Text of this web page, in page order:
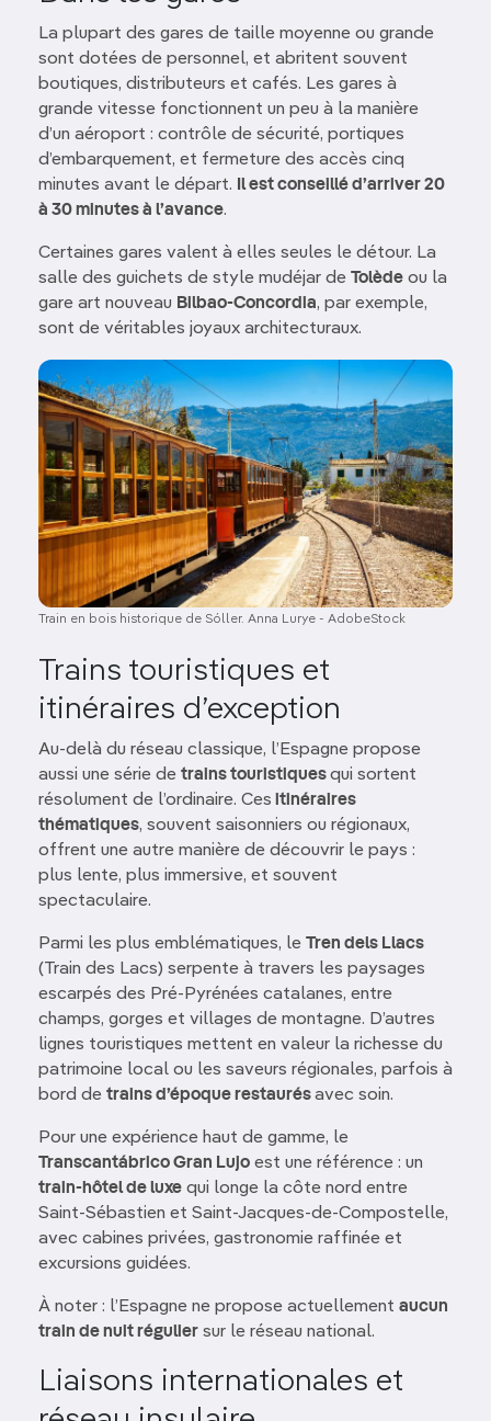
La plupart des gares de taille moyenne ou grande
sont dotées de personnel, et abritent souvent
boutiques, distributeurs et cafés. Les gares à
grande vitesse fonctionnent un peu à la manière
d’un aéroport : contrôle de sécurité, portiques
d’embarquement, et fermeture des accès cinq
minutes avant le départ. Il est conseillé d’arriver 20
à 30 minutes à l’avance.
Certaines gares valent à elles seules le détour. La
salle des guichets de style mudéjar de Tolède ou la
gare art nouveau Bilbao-Concordia, par exemple,
sont de véritables joyaux architecturaux.
Image
Train en bois historique de Sóller. Anna Lurye - AdobeStock
Trains touristiques et
itinéraires d’exception
Au-delà du réseau classique, l’Espagne propose
aussi une série de trains touristiquesqui sortent
résolument de l’ordinaire. Ces itinéraires
thématiques, souvent saisonniers ou régionaux,
offrent une autre manière de découvrir le pays :
plus lente, plus immersive, et souvent
spectaculaire.
Parmi les plus emblématiques, le Tren dels Llacs
(Train des Lacs) serpente à travers les paysages
escarpés des Pré-Pyrénées catalanes, entre
champs, gorges et villages de montagne. D’autres
lignes touristiques mettent en valeur la richesse du
patrimoine local ou les saveurs régionales, parfois à
bord de trains d’époque restaurésavec soin.
Pour une expérience haut de gamme, le
Transcantábrico Gran Lujo est une référence : un
train-hôtel de luxe qui longe la côte nord entre
Saint-Sébastien et Saint-Jacques-de-Compostelle,
avec cabines privées, gastronomie raffinée et
excursions guidées.
À noter : l’Espagne ne propose actuellement aucun
train de nuit régulier sur le réseau national.
Liaisons internationales et